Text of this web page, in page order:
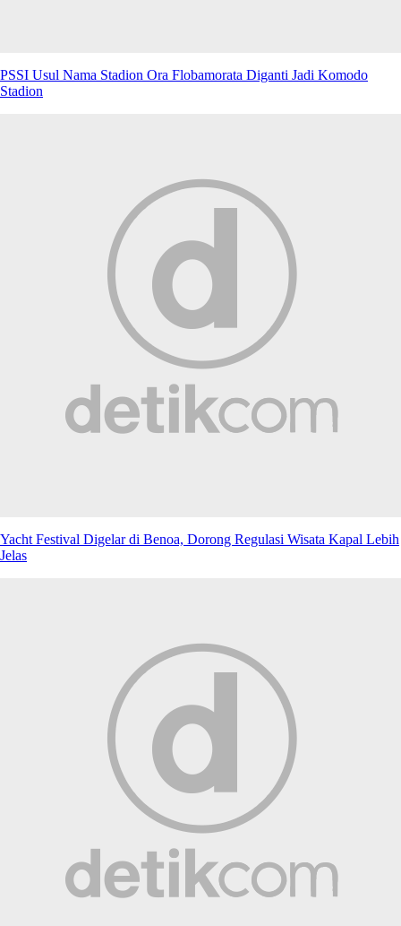
PSSI Usul Nama Stadion Ora Flobamorata Diganti Jadi Komodo
Stadion
Yacht Festival Digelar di Benoa, Dorong Regulasi Wisata Kapal Lebih
Jelas